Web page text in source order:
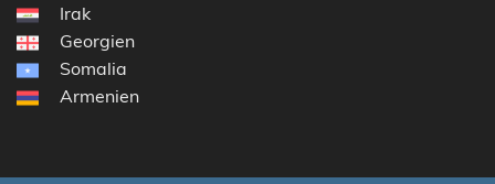
Irak
Georgien
Somalia
Armenien